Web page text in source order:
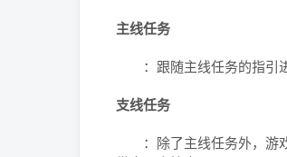
主线任务
：跟随主线任务的指引进
支线任务
：除了主线任务外，游戏